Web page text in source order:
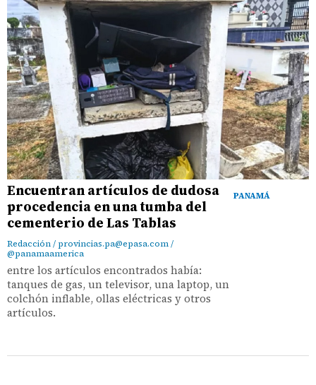
PANAMÁ
Encuentran artículos de dudosa
procedencia en una tumba del
cementerio de Las Tablas
Redacción / provincias.pa@epasa.com /
@panamaamerica
entre los artículos encontrados había:
tanques de gas, un televisor, una laptop, un
colchón inflable, ollas eléctricas y otros
artículos.